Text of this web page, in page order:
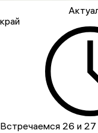
край
Встречаемся 26 и 27